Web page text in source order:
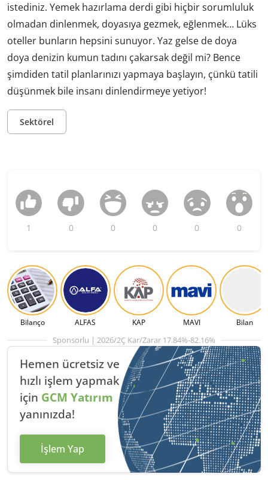
istediniz. Yemek hazırlama derdi gibi hiçbir sorumluluk
olmadan dinlenmek, doyasıya gezmek, eğlenmek… Lüks
oteller bunların hepsini sunuyor. Yaz gelse de doya
doya denizin kumun tadını çakarsak değil mi? Bence
şimdiden tatil planlarınızı yapmaya başlayın, çünkü tatili
düşünmek bile insanı dinlendirmeye yetiyor!
Sektörel
1 0 0 0 0 0
Bilanço ALFAS KAP MAVI Bilan
Sponsorlu | 2026/2Ç Kar/Zarar 17.84%-82.16%
Hemen ücretsiz ve
hızlı işlem yapmak
için GCM Yatırım
yanınızda!
İşlem Yap